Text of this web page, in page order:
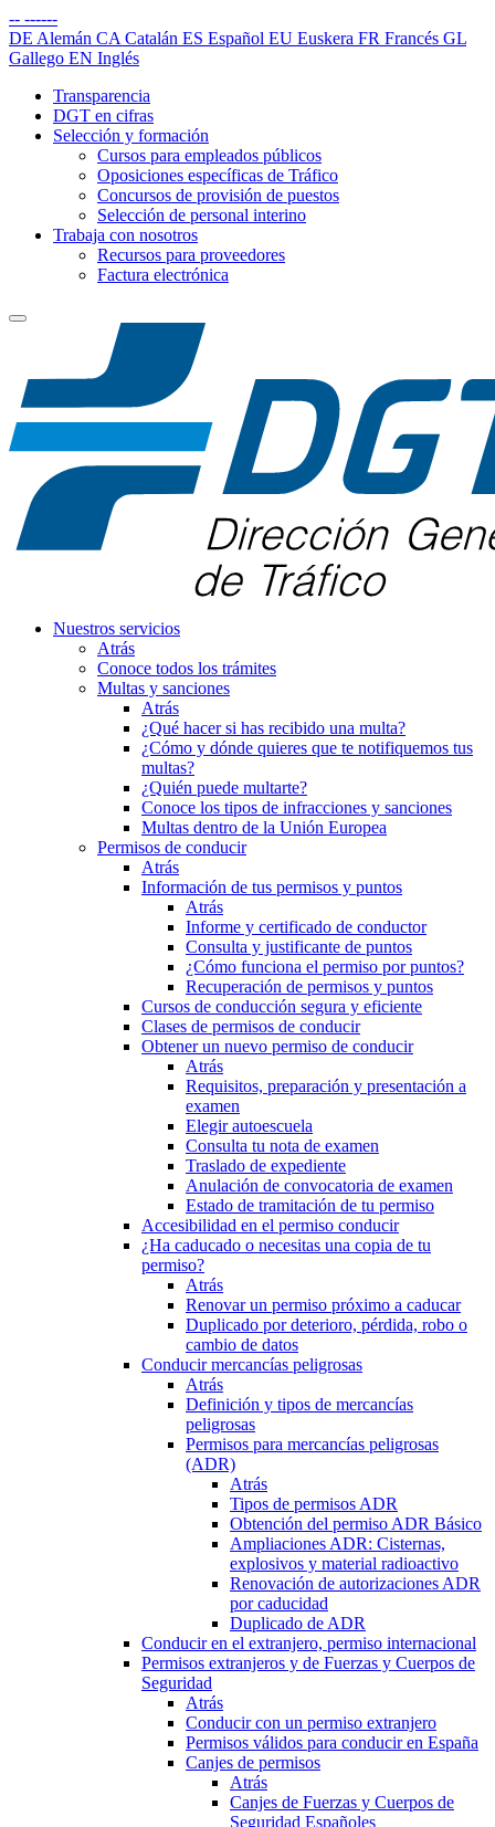
-- ------
DE Alemán CA Catalán ES Español EU Euskera FR Francés GL
Gallego EN Inglés
Transparencia
DGT en cifras
Selección y formación
Cursos para empleados públicos
Oposiciones específicas de Tráfico
Concursos de provisión de puestos
Selección de personal interino
Trabaja con nosotros
Recursos para proveedores
Factura electrónica
Nuestros servicios
Atrás
Conoce todos los trámites
Multas y sanciones
Atrás
¿Qué hacer si has recibido una multa?
¿Cómo y dónde quieres que te notifiquemos tus
multas?
¿Quién puede multarte?
Conoce los tipos de infracciones y sanciones
Multas dentro de la Unión Europea
Permisos de conducir
Atrás
Información de tus permisos y puntos
Atrás
Informe y certificado de conductor
Consulta y justificante de puntos
¿Cómo funciona el permiso por puntos?
Recuperación de permisos y puntos
Cursos de conducción segura y eficiente
Clases de permisos de conducir
Obtener un nuevo permiso de conducir
Atrás
Requisitos, preparación y presentación a
examen
Elegir autoescuela
Consulta tu nota de examen
Traslado de expediente
Anulación de convocatoria de examen
Estado de tramitación de tu permiso
Accesibilidad en el permiso conducir
¿Ha caducado o necesitas una copia de tu
permiso?
Atrás
Renovar un permiso próximo a caducar
Duplicado por deterioro, pérdida, robo o
cambio de datos
Conducir mercancías peligrosas
Atrás
Definición y tipos de mercancías
peligrosas
Permisos para mercancías peligrosas
(ADR)
Atrás
Tipos de permisos ADR
Obtención del permiso ADR Básico
Ampliaciones ADR: Cisternas,
explosivos y material radioactivo
Renovación de autorizaciones ADR
por caducidad
Duplicado de ADR
Conducir en el extranjero, permiso internacional
Permisos extranjeros y de Fuerzas y Cuerpos de
Seguridad
Atrás
Conducir con un permiso extranjero
Permisos válidos para conducir en España
Canjes de permisos
Atrás
Canjes de Fuerzas y Cuerpos de
Seguridad Españoles